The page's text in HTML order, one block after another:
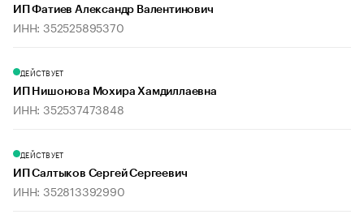
ИП Фатиев Александр Валентинович
ИНН: 352525895370
ДЕЙСТВУЕТ
ИП Нишонова Мохира Хамдиллаевна
ИНН: 352537473848
ДЕЙСТВУЕТ
ИП Салтыков Сергей Сергеевич
ИНН: 352813392990